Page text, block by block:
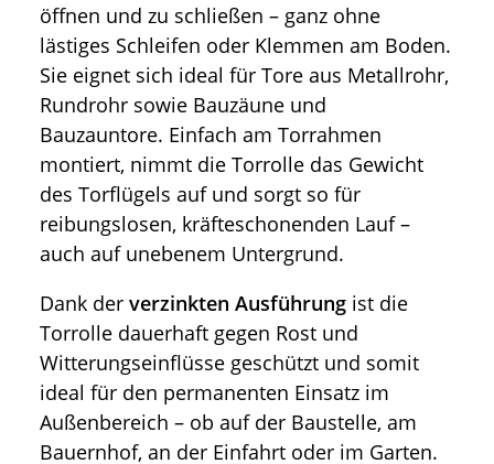
öffnen und zu schließen – ganz ohne
lästiges Schleifen oder Klemmen am Boden.
Sie eignet sich ideal für Tore aus Metallrohr,
Rundrohr sowie Bauzäune und
Bauzauntore. Einfach am Torrahmen
montiert, nimmt die Torrolle das Gewicht
des Torflügels auf und sorgt so für
reibungslosen, kräfteschonenden Lauf –
auch auf unebenem Untergrund.
Dank der verzinkten Ausführung ist die
Torrolle dauerhaft gegen Rost und
Witterungseinflüsse geschützt und somit
ideal für den permanenten Einsatz im
Außenbereich – ob auf der Baustelle, am
Bauernhof, an der Einfahrt oder im Garten.